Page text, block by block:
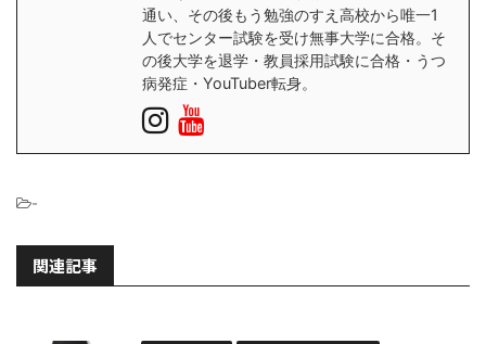
通い、その後もう勉強のすえ高校から唯一1
人でセンター試験を受け無事大学に合格。そ
の後大学を退学・教員採用試験に合格・うつ
病発症・YouTuber転身。
-
関連記事